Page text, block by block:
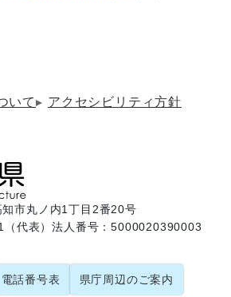
いて
アクセシビリティ方針
知市丸ノ内1丁目2番20号
（代表）法人番号：5000020390003
電話番号表 県庁周辺のご案内